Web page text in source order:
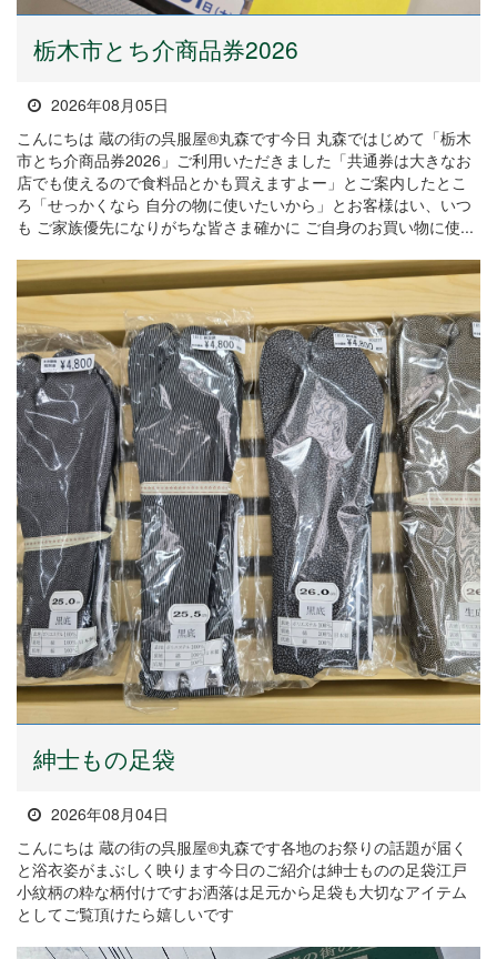
栃木市とち介商品券2026
2026年08月05日
こんにちは 蔵の街の呉服屋®丸森です今日 丸森ではじめて「栃木
市とち介商品券2026」ご利用いただきました「共通券は大きなお
店でも使えるので食料品とかも買えますよー」とご案内したとこ
ろ「せっかくなら 自分の物に使いたいから」とお客様はい、いつ
も ご家族優先になりがちな皆さま確かに ご自身のお買い物に使...
紳士もの足袋
2026年08月04日
こんにちは 蔵の街の呉服屋®丸森です各地のお祭りの話題が届く
と浴衣姿がまぶしく映ります今日のご紹介は紳士ものの足袋江戸
小紋柄の粋な柄付けですお洒落は足元から足袋も大切なアイテム
としてご覧頂けたら嬉しいです